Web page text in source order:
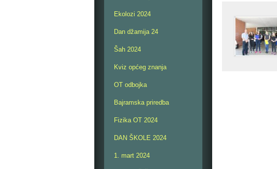
Ekolozi 2024
Dan džamija 24
Šah 2024
Kviz općeg znanja
OT odbojka
Bajramska priredba
Fizika OT 2024
DAN ŠKOLE 2024
1. mart 2024